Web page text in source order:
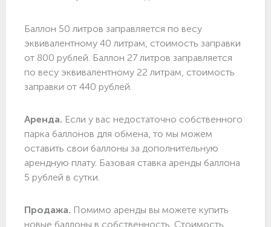
Баллон 50 литров заправляется по весу
эквивалентному 40 литрам, стоимость заправки
от 800 рублей. Баллон 27 литров заправляется
по весу эквивалентному 22 литрам, стоимость
заправки от 440 рублей.
Аренда. Если у вас недостаточно собственного
парка баллонов для обмена, то мы можем
оставить свои баллоны за дополнительную
арендную плату. Базовая ставка аренды баллона
5 рублей в сутки.
Продажа. Помимо аренды вы можете купить
новые баллоны в собственность. Стоимость